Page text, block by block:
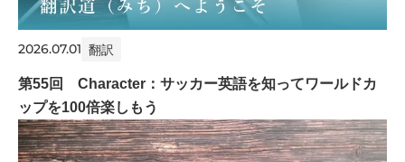
2026.07.01 翻訳
第55回 Character：サッカー英語を知ってワールドカ
ップを100倍楽しもう